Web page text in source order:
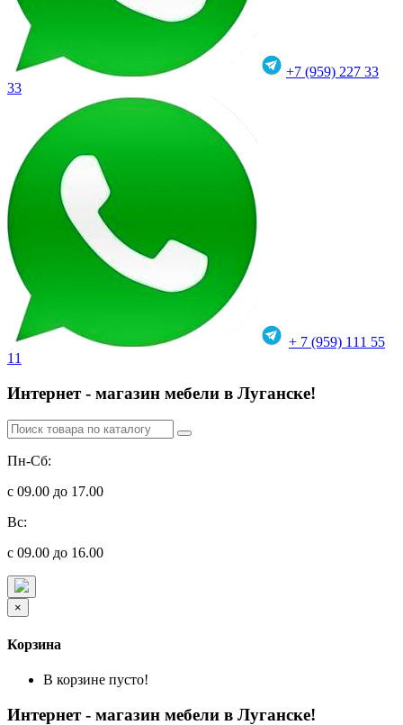
+7 (959) 227 33
33
+ 7 (959) 111 55
11
Интернет - магазин мебели в Луганске!
Пн-Сб:
с 09.00 до 17.00
Вс:
с 09.00 до 16.00
×
Корзина
В корзине пусто!
Интернет - магазин мебели в Луганске!